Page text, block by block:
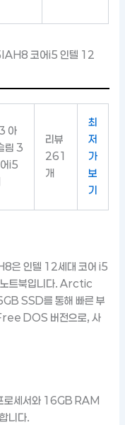
코어i5 인텔 12
아
림 3
i5
리뷰
261
개
최
저
가
보
기
은 인텔 12세대 코어 i5
트북입니다. Arctic
SSD를 통해 빠른 부
DOS 버전으로, 사
로세서와 16GB RAM
니다.